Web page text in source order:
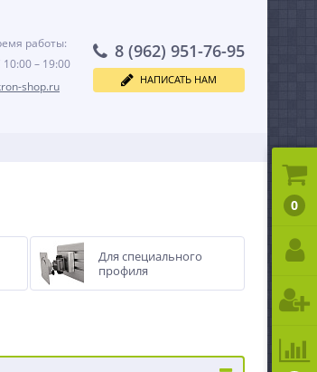
работы:
– 19:00
shop.ru
8 (962) 951-76-95
НАПИСАТЬ НАМ
Для специального
профиля
0